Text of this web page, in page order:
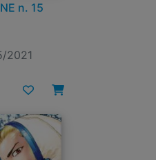
n. 15
2021